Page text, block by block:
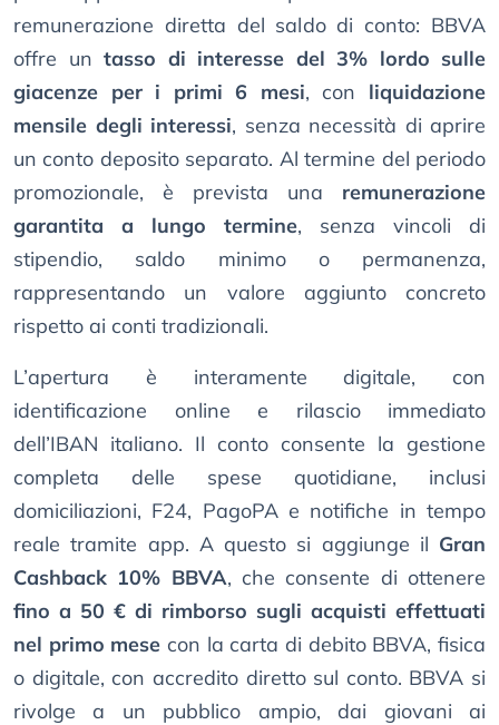
remunerazione diretta del saldo di conto: BBVA
offre un tasso di interesse del 3% lordo sulle
giacenze per i primi 6 mesi, con liquidazione
mensile degli interessi, senza necessità di aprire
un conto deposito separato. Al termine del periodo
promozionale, è prevista una remunerazione
garantita a lungo termine, senza vincoli di
stipendio, saldo minimo o permanenza,
rappresentando un valore aggiunto concreto
rispetto ai conti tradizionali.
L’apertura è interamente digitale, con
identificazione online e rilascio immediato
dell’IBAN italiano. Il conto consente la gestione
completa delle spese quotidiane, inclusi
domiciliazioni, F24, PagoPA e notifiche in tempo
reale tramite app. A questo si aggiunge il Gran
Cashback 10% BBVA, che consente di ottenere
fino a 50 € di rimborso sugli acquisti effettuati
nel primo mese con la carta di debito BBVA, fisica
o digitale, con accredito diretto sul conto. BBVA si
rivolge a un pubblico ampio, dai giovani ai